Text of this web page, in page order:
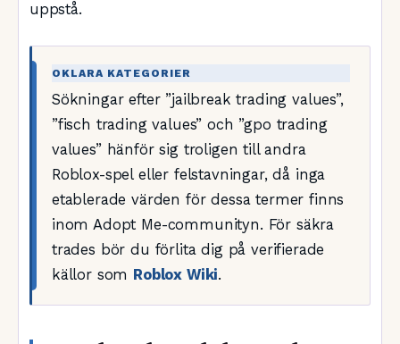
uppstå.
OKLARA KATEGORIER
Sökningar efter ”jailbreak trading values”,
”fisch trading values” och ”gpo trading
values” hänför sig troligen till andra
Roblox-spel eller felstavningar, då inga
etablerade värden för dessa termer finns
inom Adopt Me-communityn. För säkra
trades bör du förlita dig på verifierade
källor som Roblox Wiki.